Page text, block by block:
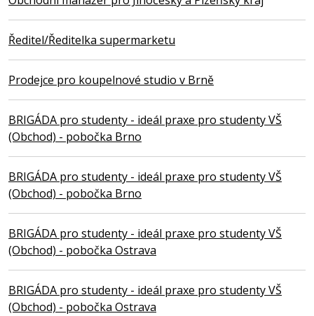
Ředitel/Ředitelka supermarketu
Prodejce pro koupelnové studio v Brně
BRIGÁDA pro studenty - ideál praxe pro studenty VŠ
(Obchod) - pobočka Brno
BRIGÁDA pro studenty - ideál praxe pro studenty VŠ
(Obchod) - pobočka Brno
BRIGÁDA pro studenty - ideál praxe pro studenty VŠ
(Obchod) - pobočka Ostrava
BRIGÁDA pro studenty - ideál praxe pro studenty VŠ
(Obchod) - pobočka Ostrava